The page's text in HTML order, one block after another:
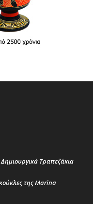
Δημιουργικά Τραπεζάκια
της Marina